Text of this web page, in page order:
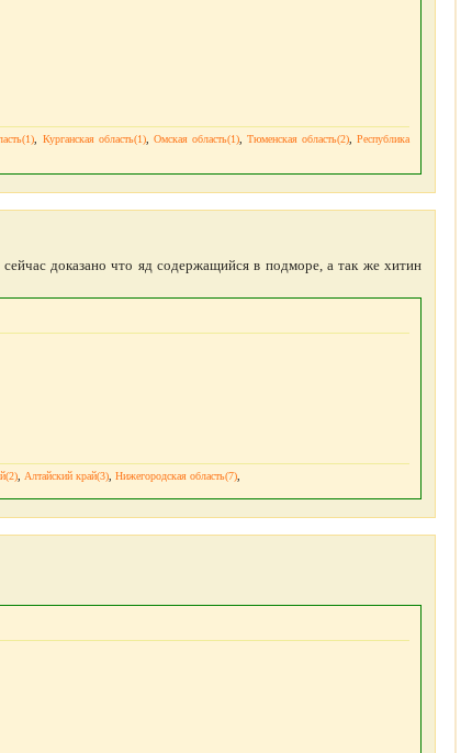
Курганская область(1), Омская область(1), Тюменская область(2) ,Республика
доказано что яд содержащийся в подморе, а так же хитин
Алтайский край(3) Нижегородская область(7)